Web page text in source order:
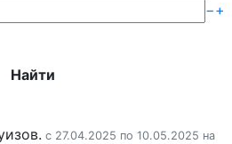
−+
Найти
с 27.04.2025 по 10.05.2025 на